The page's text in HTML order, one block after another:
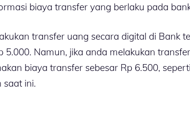
biaya transfer yang berlaku pada
transfer uang secara digital di Bank
5.000. Namun, jika anda melakukan
biaya transfer sebesar Rp 6.500,
saat ini.